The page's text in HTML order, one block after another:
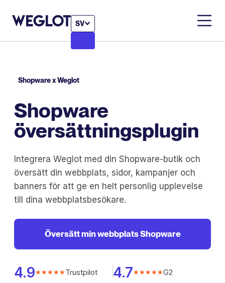
SV
Shopware x Weglot
Shopware
översättningsplugin
Integrera Weglot med din Shopware-butik och
översätt din webbplats, sidor, kampanjer och
banners för att ge en helt personlig upplevelse
till dina webbplatsbesökare.
Översätt min webbplats Shopware
4.9★★★★★Trustpilot 4.7★★★★★G2